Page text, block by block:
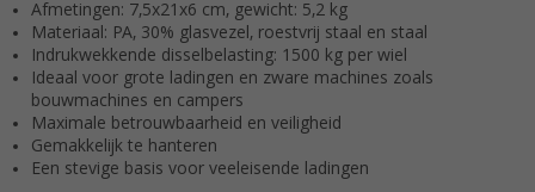
Afmetingen: 7,5x21x6 cm, gewicht: 5,2 kg
Materiaal: PA, 30% glasvezel, roestvrij staal en staal
Indrukwekkende disselbelasting: 1500 kg per wiel
Ideaal voor grote ladingen en zware machines zoals
bouwmachines en campers
Maximale betrouwbaarheid en veiligheid
Gemakkelijk te hanteren
Een stevige basis voor veeleisende ladingen